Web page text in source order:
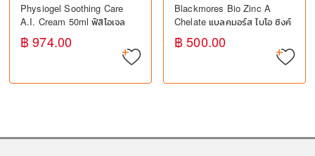
Physiogel Soothing Care
A.I. Cream 50ml ฟิสิโอเจล
ครีมบำรุงผิว สำหรับผิวแพ้ง่าย
ลดการระคายเคือง
฿ 974.00
Blackmores Bio Zinc A
Chelate แบลคมอร์ส ไบโอ ซิงค์
เอ คีเลต ภูมิคุ้มกัน ผิวพรรณ
ลดสิว 90 เม็ด
฿ 500.00